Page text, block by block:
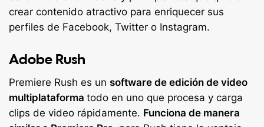
crear contenido atractivo para enriquecer sus
perfiles de Facebook, Twitter o Instagram.
Adobe Rush
Premiere Rush es un software de edición de video
multiplataforma todo en uno que procesa y carga
clips de video rápidamente. Funciona de manera